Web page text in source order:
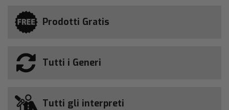
Prodotti Gratis
Tutti i Generi
Tutti gli interpreti